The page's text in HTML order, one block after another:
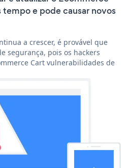
e pode causar novos
a crescer, é provável que
segurança, pois os hackers
Cart vulnerabilidades de